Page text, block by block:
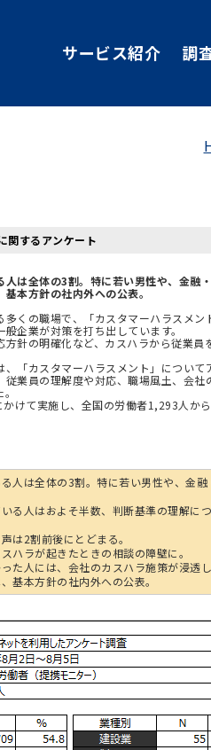
サービス紹介 調
関するアンケート
は全体の3割。特に若い男性や、金融・
本方針の社内外への公表。
くの職場で、「カスタマーハラスメン
企業が対策を打ち出しています。
針の明確化など、カスハラから従業員
、「カスタマーハラスメント」について
業員の理解度や対応、職場風土、会社
けて実施し、全国の労働者1,293人か
は全体の3割。特に若い男性や、金融
人はおよそ半数、判断基準の理解に
2割前後にとどまる。
ラが起きたときの相談の障壁に。
人には、会社のカスハラ施策が浸透し
本方針の社内外への公表。